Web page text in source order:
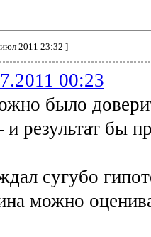
2011 23:32 ]
00:23
было
результат бы
сугубо
можно